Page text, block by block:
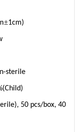
±1cm)
sterile
50 pcs/box, 40